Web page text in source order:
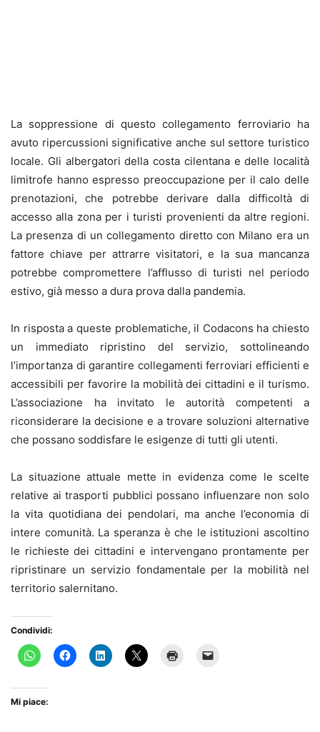
La soppressione di questo collegamento ferroviario ha
avuto ripercussioni significative anche sul settore turistico
locale. Gli albergatori della costa cilentana e delle località
limitrofe hanno espresso preoccupazione per il calo delle
prenotazioni, che potrebbe derivare dalla difficoltà di
accesso alla zona per i turisti provenienti da altre regioni.
La presenza di un collegamento diretto con Milano era un
fattore chiave per attrarre visitatori, e la sua mancanza
potrebbe compromettere l’afflusso di turisti nel periodo
estivo, già messo a dura prova dalla pandemia.
In risposta a queste problematiche, il Codacons ha chiesto
un immediato ripristino del servizio, sottolineando
l’importanza di garantire collegamenti ferroviari efficienti e
accessibili per favorire la mobilità dei cittadini e il turismo.
L’associazione ha invitato le autorità competenti a
riconsiderare la decisione e a trovare soluzioni alternative
che possano soddisfare le esigenze di tutti gli utenti.
La situazione attuale mette in evidenza come le scelte
relative ai trasporti pubblici possano influenzare non solo
la vita quotidiana dei pendolari, ma anche l’economia di
intere comunità. La speranza è che le istituzioni ascoltino
le richieste dei cittadini e intervengano prontamente per
ripristinare un servizio fondamentale per la mobilità nel
territorio salernitano.
Condividi:
Mi piace: